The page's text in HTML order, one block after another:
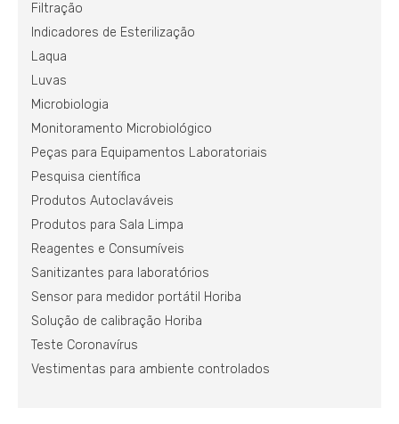
Filtração
Indicadores de Esterilização
Laqua
Luvas
Microbiologia
Monitoramento Microbiológico
Peças para Equipamentos Laboratoriais
Pesquisa científica
Produtos Autoclaváveis
Produtos para Sala Limpa
Reagentes e Consumíveis
Sanitizantes para laboratórios
Sensor para medidor portátil Horiba
Solução de calibração Horiba
Teste Coronavírus
Vestimentas para ambiente controlados